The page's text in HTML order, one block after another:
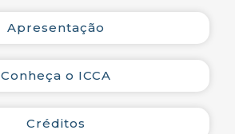
Apresentação
Conheça o ICCA
Créditos